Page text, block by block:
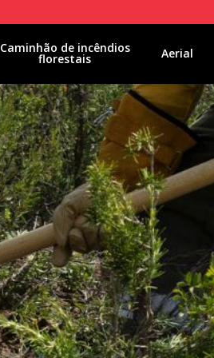
Caminhão de incêndios
florestais Aerial